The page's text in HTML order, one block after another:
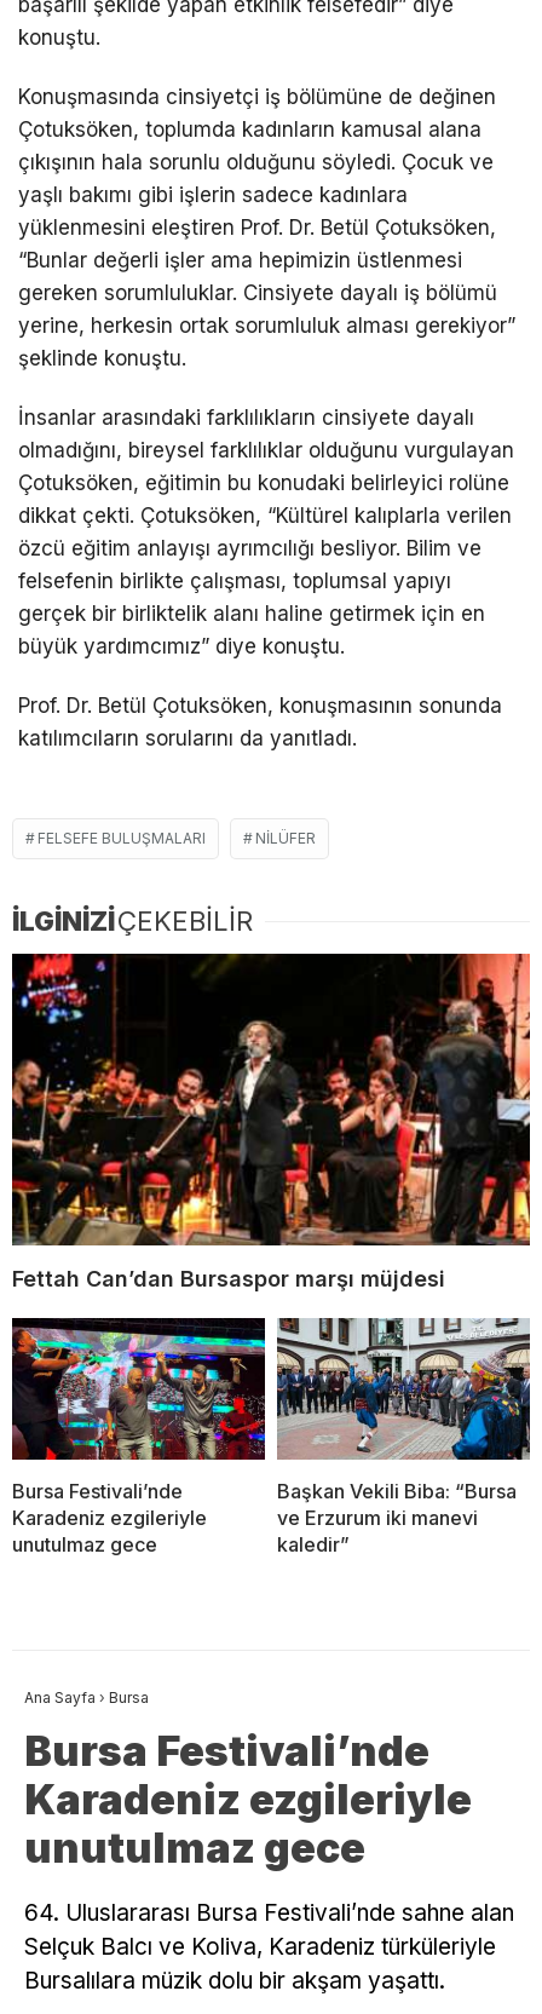
konuştu.
Konuşmasında cinsiyetçi iş bölümüne de değinen
Çotuksöken, toplumda kadınların kamusal alana
çıkışının hala sorunlu olduğunu söyledi. Çocuk ve
yaşlı bakımı gibi işlerin sadece kadınlara
yüklenmesini eleştiren Prof. Dr. Betül Çotuksöken,
“Bunlar değerli işler ama hepimizin üstlenmesi
gereken sorumluluklar. Cinsiyete dayalı iş bölümü
yerine, herkesin ortak sorumluluk alması gerekiyor”
şeklinde konuştu.
İnsanlar arasındaki farklılıkların cinsiyete dayalı
olmadığını, bireysel farklılıklar olduğunu vurgulayan
Çotuksöken, eğitimin bu konudaki belirleyici rolüne
dikkat çekti. Çotuksöken, “Kültürel kalıplarla verilen
özcü eğitim anlayışı ayrımcılığı besliyor. Bilim ve
felsefenin birlikte çalışması, toplumsal yapıyı
gerçek bir birliktelik alanı haline getirmek için en
büyük yardımcımız” diye konuştu.
Prof. Dr. Betül Çotuksöken, konuşmasının sonunda
katılımcıların sorularını da yanıtladı.
FELSEFE BULUŞMALARI NILÜFER
İLGİNİZİÇEKEBİLİR
Fettah Can’dan Bursaspor marşı müjdesi
Bursa Festivali’nde
Karadeniz ezgileriyle
unutulmaz gece
Başkan Vekili Biba: “Bursa
ve Erzurum iki manevi
kaledir”
Ana Sayfa › Bursa
Bursa Festivali’nde
Karadeniz ezgileriyle
unutulmaz gece
64. Uluslararası Bursa Festivali’nde sahne alan
Selçuk Balcı ve Koliva, Karadeniz türküleriyle
Bursalılara müzik dolu bir akşam yaşattı.